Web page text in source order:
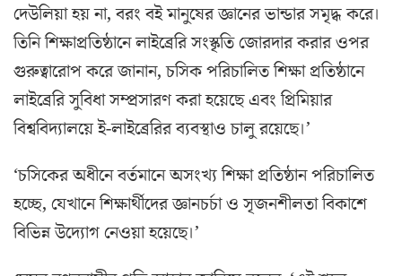
দেউলিয়া হয় না, বরং বই মানুষের জ্ঞানের ভান্ডার সমৃদ্ধ করে।
তিনি শিক্ষাপ্রতিষ্ঠানে লাইব্রেরি সংস্কৃতি জোরদার করার ওপর
গুরুত্বারোপ করে জানান, চসিক পরিচালিত শিক্ষা প্রতিষ্ঠানে
লাইব্রেরি সুবিধা সম্প্রসারণ করা হয়েছে এবং প্রিমিয়ার
বিশ্ববিদ্যালয়ে ই-লাইব্রেরির ব্যবস্থাও চালু রয়েছে।’
‘চসিকের অধীনে বর্তমানে অসংখ্য শিক্ষা প্রতিষ্ঠান পরিচালিত
হচ্ছে, যেখানে শিক্ষার্থীদের জ্ঞানচর্চা ও সৃজনশীলতা বিকাশে
বিভিন্ন উদ্যোগ নেওয়া হয়েছে।’